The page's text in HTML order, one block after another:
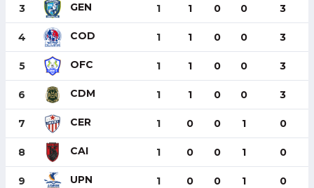
3 GEN 1 1 0 0 3
4 COD 1 1 0 0 3
5 OFC 1 1 0 0 3
6 CDM 1 1 0 0 3
7 CER 1 0 0 1 0
8 CAI 1 0 0 1 0
9 UPN 1 0 0 1 0